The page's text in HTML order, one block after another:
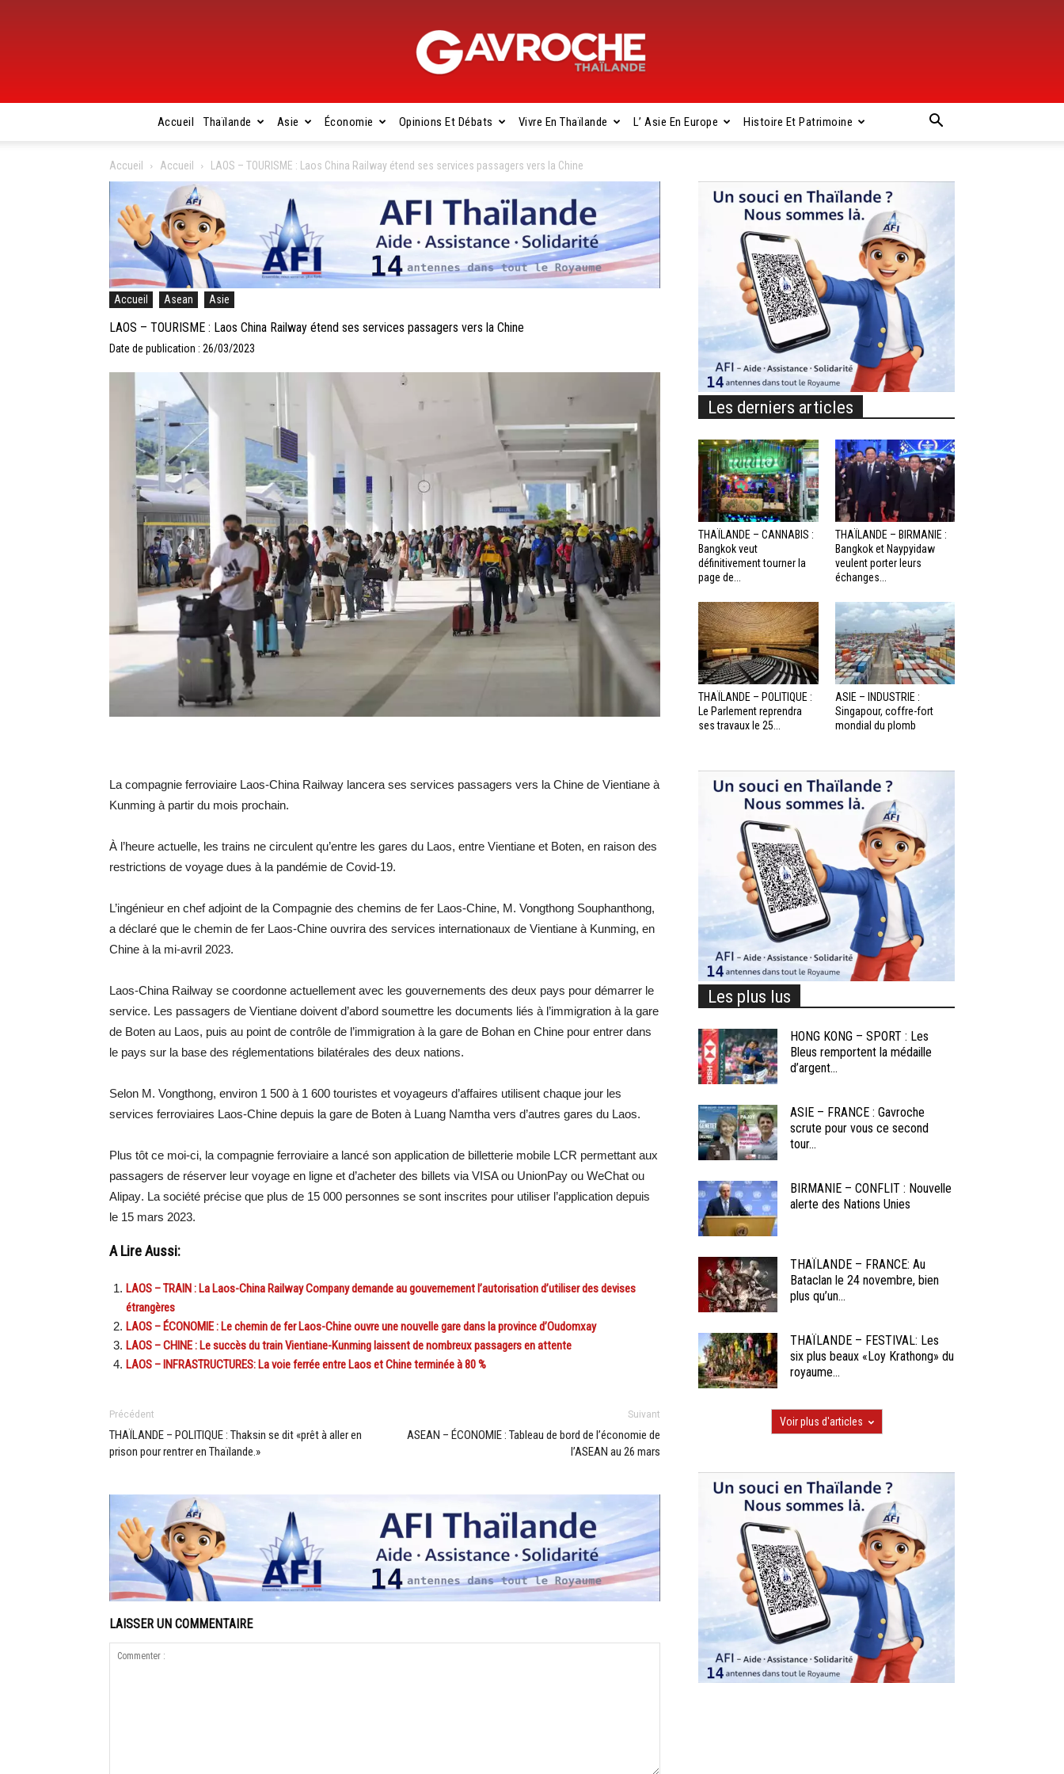
Gavroche
Thaïlande
Accueil Thaïlande Asie Économie Opinions Et Débats Vivre En Thaïlande L’ Asie En Europe Histoire Et Patrimoine
Accueil Accueil LAOS – TOURISME : Laos China Railway étend ses services passagers vers la Chine
Accueil Asean Asie
LAOS – TOURISME : Laos China Railway étend ses services passagers vers la Chine
Date de publication : 26/03/2023
La compagnie ferroviaire Laos-China Railway lancera ses services passagers vers la Chine de Vientiane à
Kunming à partir du mois prochain.
À l’heure actuelle, les trains ne circulent qu’entre les gares du Laos, entre Vientiane et Boten, en raison des
restrictions de voyage dues à la pandémie de Covid-19.
L’ingénieur en chef adjoint de la Compagnie des chemins de fer Laos-Chine, M. Vongthong Souphanthong,
a déclaré que le chemin de fer Laos-Chine ouvrira des services internationaux de Vientiane à Kunming, en
Chine à la mi-avril 2023.
Laos-China Railway se coordonne actuellement avec les gouvernements des deux pays pour démarrer le
service. Les passagers de Vientiane doivent d’abord soumettre les documents liés à l’immigration à la gare
de Boten au Laos, puis au point de contrôle de l’immigration à la gare de Bohan en Chine pour entrer dans
le pays sur la base des réglementations bilatérales des deux nations.
Selon M. Vongthong, environ 1 500 à 1 600 touristes et voyageurs d’affaires utilisent chaque jour les
services ferroviaires Laos-Chine depuis la gare de Boten à Luang Namtha vers d’autres gares du Laos.
Plus tôt ce moi-ci, la compagnie ferroviaire a lancé son application de billetterie mobile LCR permettant aux
passagers de réserver leur voyage en ligne et d’acheter des billets via VISA ou UnionPay ou WeChat ou
Alipay. La société précise que plus de 15 000 personnes se sont inscrites pour utiliser l’application depuis
le 15 mars 2023.
A Lire Aussi:
LAOS – TRAIN : La Laos-China Railway Company demande au gouvernement l’autorisation d’utiliser des devises
étrangères
LAOS – ÉCONOMIE : Le chemin de fer Laos-Chine ouvre une nouvelle gare dans la province d’Oudomxay
LAOS – CHINE : Le succès du train Vientiane-Kunming laissent de nombreux passagers en attente
LAOS – INFRASTRUCTURES: La voie ferrée entre Laos et Chine terminée à 80 %
Précédent
THAÏLANDE – POLITIQUE : Thaksin se dit «prêt à aller en
prison pour rentrer en Thaïlande.»
Suivant
ASEAN – ÉCONOMIE : Tableau de bord de l’économie de
l’ASEAN au 26 mars
LAISSER UN COMMENTAIRE
Les derniers articles
THAÏLANDE – CANNABIS :
Bangkok veut
définitivement tourner la
page de...
THAÏLANDE – BIRMANIE :
Bangkok et Naypyidaw
veulent porter leurs
échanges...
THAÏLANDE – POLITIQUE :
Le Parlement reprendra
ses travaux le 25...
ASIE – INDUSTRIE :
Singapour, coffre-fort
mondial du plomb
Les plus lus
HONG KONG – SPORT : Les
Bleus remportent la médaille
d’argent...
ASIE – FRANCE : Gavroche
scrute pour vous ce second
tour...
BIRMANIE – CONFLIT : Nouvelle
alerte des Nations Unies
THAÏLANDE – FRANCE: Au
Bataclan le 24 novembre, bien
plus qu’un...
THAÏLANDE – FESTIVAL: Les
six plus beaux «Loy Krathong» du
royaume...
Voir plus d'articles